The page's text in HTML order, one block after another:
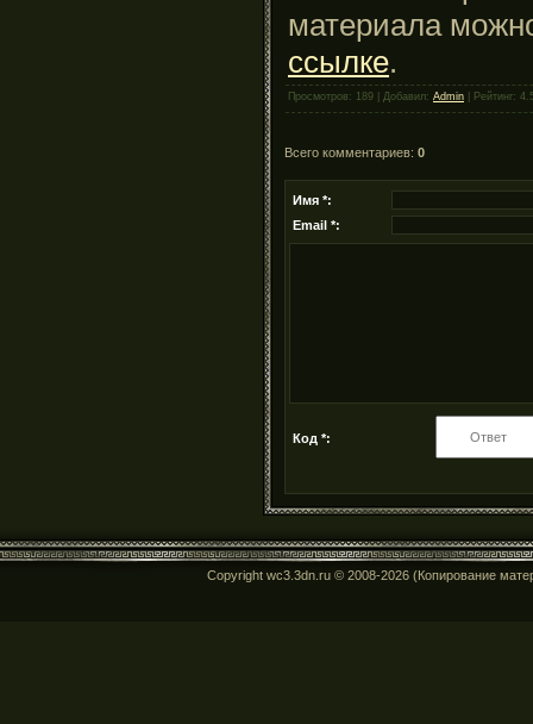
материала
ссылке.
Просмотров: 189 | Добавил: Admin | Рейтинг:
Всего комментариев: 0
Имя *:
Email *:
Код *:
Copyright wc3.3dn.ru © 2008-2026 (Копирование